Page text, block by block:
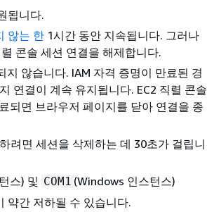
됩니다.
않는 한 1시간 동안 지속됩니다. 그러나
콘솔 세션 연결을 해제합니다.
않습니다. IAM 자격 증명이 만료된 경
연결이 계속 유지됩니다. EC2 직렬 콘솔
되면 브라우저 페이지를 닫아 연결을 종
려면 세션을 삭제하는 데 30초가 걸립니
스) 및 COM1 (Windows 인스턴스)
약간 저하될 수 있습니다.